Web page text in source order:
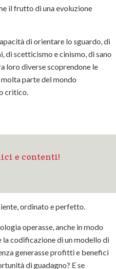
il frutto di una evoluzione
di orientare lo sguardo, di
di scetticismo e cinismo, di sano
loro diverse scoprendone le
parte del mondo
critico.
e contenti!
ordinato e perfetto.
operasse, anche in modo
la codificazione di un modello di
generasse profitti e benefici
di guadagno? E se